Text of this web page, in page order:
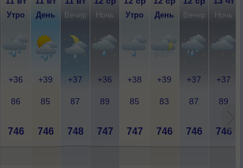
Утро День Вечер Ночь Утро День Вечер Ночь
+36 +39 +37 +36 +38 +39 +37 +37
86 85 87 89 85 83 87 89
746 746 748 747 747 746 746 746